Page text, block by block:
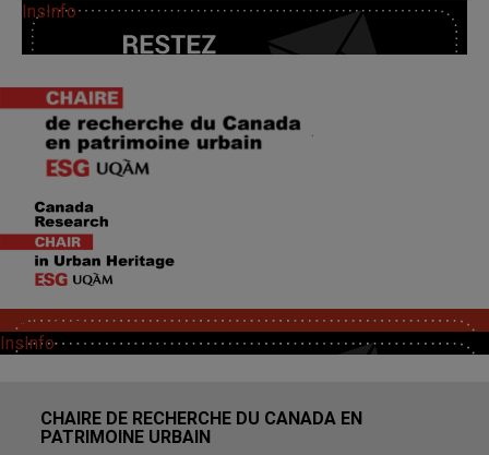
InsInfo
SoutChaire
InsInfo
CHAIRE DE RECHERCHE DU CANADA EN
PATRIMOINE URBAIN